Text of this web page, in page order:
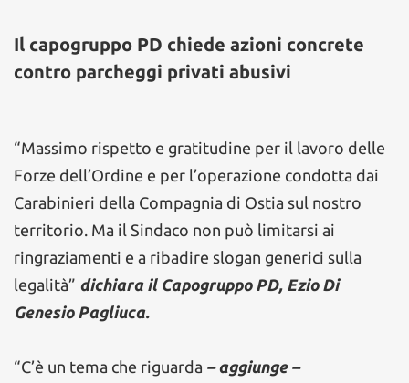
Il capogruppo PD chiede azioni concrete
contro parcheggi privati abusivi
“Massimo rispetto e gratitudine per il lavoro delle
Forze dell’Ordine e per l’operazione condotta dai
Carabinieri della Compagnia di Ostia sul nostro
territorio. Ma il Sindaco non può limitarsi ai
ringraziamenti e a ribadire slogan generici sulla
legalità” dichiara il Capogruppo PD, Ezio Di
Genesio Pagliuca.
“C’è un tema che riguarda – aggiunge –